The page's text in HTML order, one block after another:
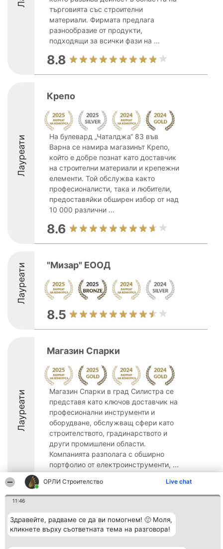
ОРЛИ Строителство Live chat
11:46
Здравейте, радваме се да ви помогнем! 🙂 Моля,
кликнете върху съответната тема на разговора!
търговията със строителни
материали. Фирмата предлага
разнообразие от продукти,
подходящи за всички фази на ...
8.8
Лауреати
Крепо
На булевард „Чаталджа“ 83 във
Варна се намира магазинът Крепо,
който е добре познат като доставчик
на строителни материали и крепежни
елементи. Той обслужва както
професионалисти, така и любители,
предоставяйки обширен избор от над
10 000 различни ...
8.6
Лауреати "Мизар" ЕООД
8.5
Лауреати
Магазин Спарки
Магазин Спарки в град Силистра се
представя като ключов доставчик на
професионални инструменти и
оборудване, обслужващ сфери като
строителството, градинарството и
други промишлени области.
Компанията разполага с обширно
портфолио от електроинструменти, ...
9.2
Организатор на
класиране
Beautiful Company S.R.L.
Sus Nr. 2, Bl. A30, Sc. A, Et.
Класация
Списък на
Контакти